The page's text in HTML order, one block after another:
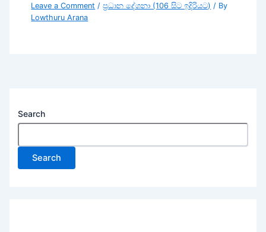
Leave a Comment /ප්‍රධාන දේශනා (106 සිට ඉදිරියට) / By
Lowthuru Arana
Search
Search